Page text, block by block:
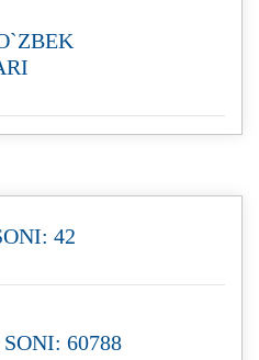
42
60788